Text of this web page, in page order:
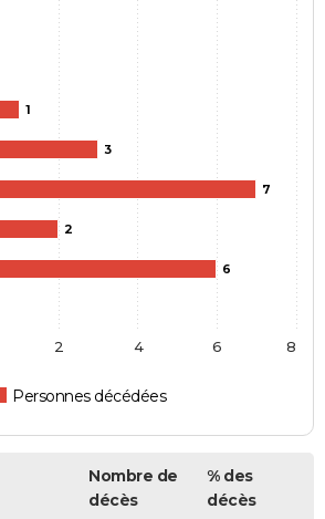
1
3
7
2
6
Personnes décédées
2 4 6 8
Nombre de
décès
% des
décès